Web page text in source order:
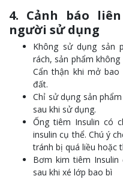
4. Cảnh báo
người sử dụng
Không sử dụng sản
rách, sản phẩm
Cẩn thận khi mở
đất.
Chỉ sử dụng sản
sau khi sử dụng.
Ống tiêm Insulin có
insulin cụ thể. Chú ý
tránh bị quá liều hoặc
Bơm kim tiêm
sau khi xé lớp bao bì